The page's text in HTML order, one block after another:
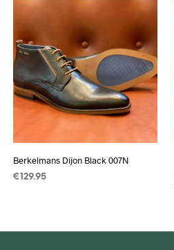
Berkelmans Dijon Black 007N
€ 129.95
heeft